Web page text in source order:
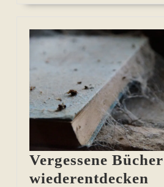
Vergessene Bücher
wiederentdecken